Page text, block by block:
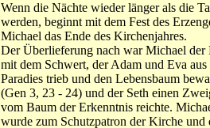
Wenn die Nächte wieder länger als die
werden, beginnt mit dem Fest des
Michael das Ende des Kirchenjahres.
Der Überlieferung nach war Michael der
mit dem Schwert, der Adam und Eva aus
Paradies trieb und den Lebensbaum
(Gen 3, 23 - 24) und der Seth einen
vom Baum der Erkenntnis reichte.
wurde zum Schutzpatron der Kirche und